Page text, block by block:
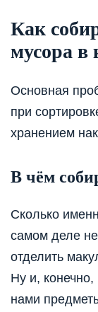
Как
мусора в
Основная
при
хранением
В чём
Сколько
самом деле
отделить
Ну и,
нами